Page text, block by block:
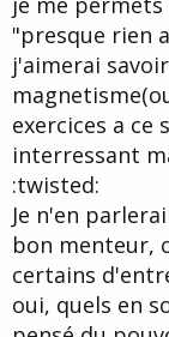
d
e
a
d
i
c
u
s
i
o
t
"presque rien
j'aimerai
exercices a
interressant
:twisted:
Je n'en
bon menteur,
certains
oui, quels en